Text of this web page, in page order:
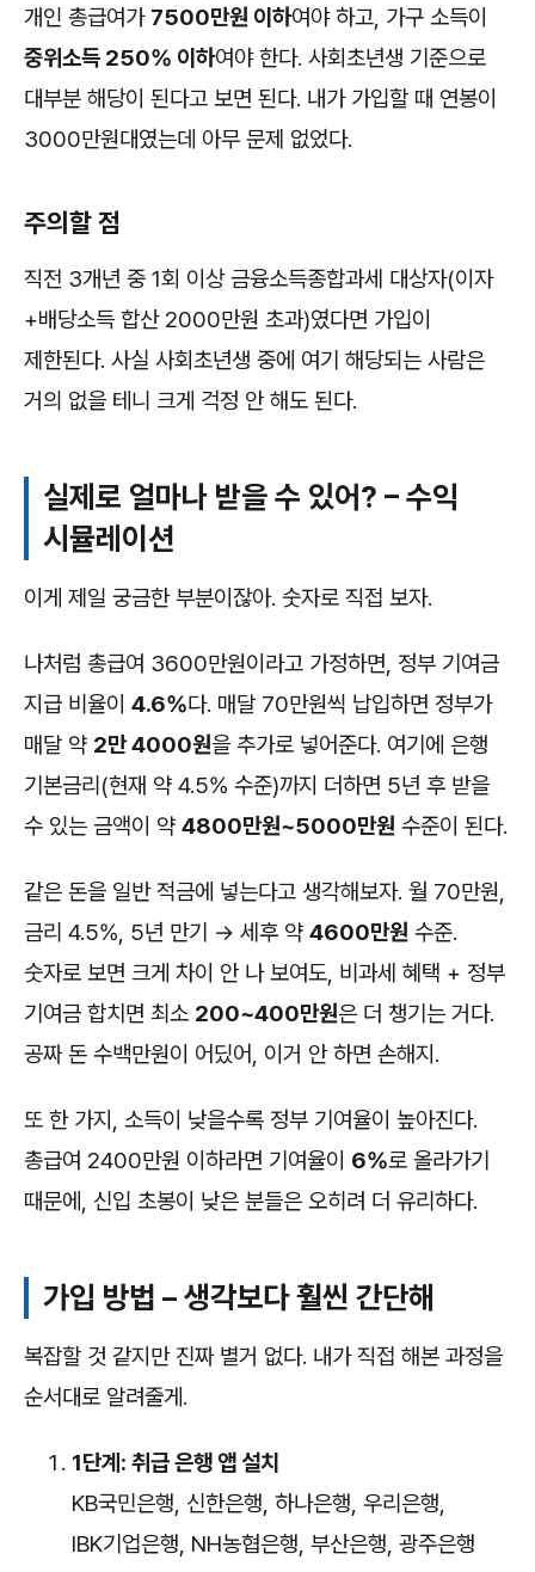
개인 총급여가 7500만원 이하여야 하고, 가구 소득이
중위소득 250% 이하여야 한다. 사회초년생 기준으로
대부분 해당이 된다고 보면 된다. 내가 가입할 때 연봉이
3000만원대였는데 아무 문제 없었다.
주의할 점
직전 3개년 중 1회 이상 금융소득종합과세 대상자(이자
+배당소득 합산 2000만원 초과)였다면 가입이
제한된다. 사실 사회초년생 중에 여기 해당되는 사람은
거의 없을 테니 크게 걱정 안 해도 된다.
실제로 얼마나 받을 수 있어? – 수익
시뮬레이션
이게 제일 궁금한 부분이잖아. 숫자로 직접 보자.
나처럼 총급여 3600만원이라고 가정하면, 정부 기여금
지급 비율이 4.6%다. 매달 70만원씩 납입하면 정부가
매달 약 2만 4000원을 추가로 넣어준다. 여기에 은행
기본금리(현재 약 4.5% 수준)까지 더하면 5년 후 받을
수 있는 금액이 약 4800만원~5000만원 수준이 된다.
같은 돈을 일반 적금에 넣는다고 생각해보자. 월 70만원,
금리 4.5%, 5년 만기 → 세후 약 4600만원 수준.
숫자로 보면 크게 차이 안 나 보여도, 비과세 혜택 + 정부
기여금 합치면 최소 200~400만원은 더 챙기는 거다.
공짜 돈 수백만원이 어딨어, 이거 안 하면 손해지.
또 한 가지, 소득이 낮을수록 정부 기여율이 높아진다.
총급여 2400만원 이하라면 기여율이 6%로 올라가기
때문에, 신입 초봉이 낮은 분들은 오히려 더 유리하다.
가입 방법 – 생각보다 훨씬 간단해
복잡할 것 같지만 진짜 별거 없다. 내가 직접 해본 과정을
순서대로 알려줄게.
1단계: 취급 은행 앱 설치
KB국민은행, 신한은행, 하나은행, 우리은행,
IBK기업은행, NH농협은행, 부산은행, 광주은행